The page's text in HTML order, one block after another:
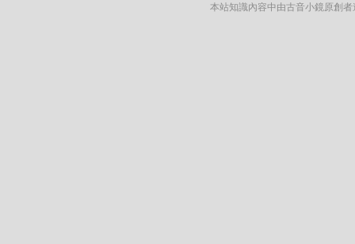
本站知識內容中由古音小鏡原創